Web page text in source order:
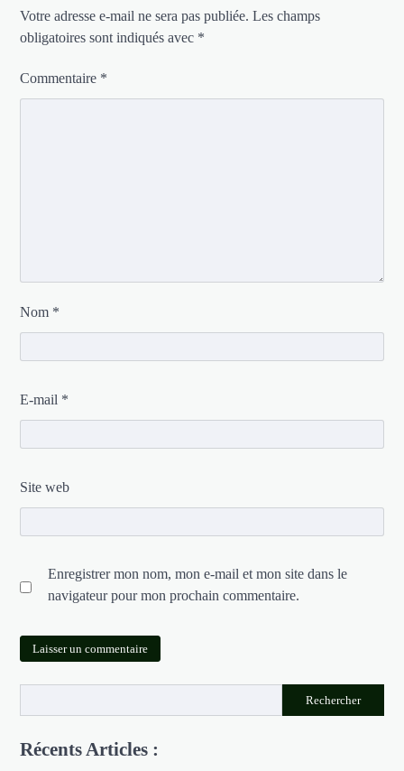
Votre adresse e-mail ne sera pas publiée. Les champs
obligatoires sont indiqués avec *
Commentaire *
Nom *
E-mail *
Site web
Enregistrer mon nom, mon e-mail et mon site dans le
navigateur pour mon prochain commentaire.
Rechercher
Récents Articles :